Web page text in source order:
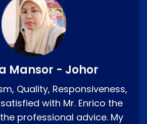
Mansor - Johor
Quality, Responsiveness,
with Mr. Enrico the
professional advice. My